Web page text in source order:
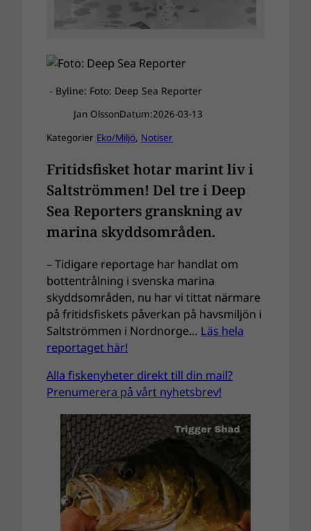
- Byline: Foto: Deep Sea Reporter
Jan OlssonDatum:2026-03-13
Kategorier Eko/Miljö, Notiser
Fritidsfisket hotar marint liv i
Saltströmmen! Del tre i Deep
Sea Reporters granskning av
marina skyddsområden.
– Tidigare reportage har handlat om
bottentrålning i svenska marina
skyddsområden, nu har vi tittat närmare
på fritidsfiskets påverkan på havsmiljön i
Saltströmmen i Nordnorge… Läs hela
reportaget här!
Alla fiskenyheter direkt till din mail?
Prenumerera på vårt nyhetsbrev!